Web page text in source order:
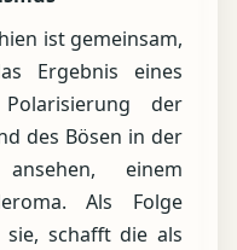
ist gemeinsam,
Ergebnis eines
der
des Bösen in der
einem
Als Folge
schafft die als